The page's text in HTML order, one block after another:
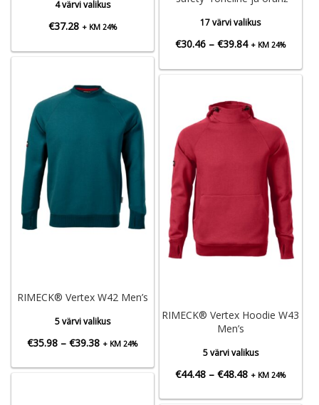
4 värvi valikus
€37.28 + KM 24% 17 värvi valikus
€30.46 – €39.84Hinnavahemik:
€39.84
+ KM 24%
RIMECK® Vertex W42 Men’s
5 värvi valikus
€35.98 – €39.38Hinnavahemik:
+ KM 24%
RIMECK® Vertex Hoodie W43
Men’s
5 värvi valikus
€44.48 – €48.48Hinnavahemik:
+ KM 24%